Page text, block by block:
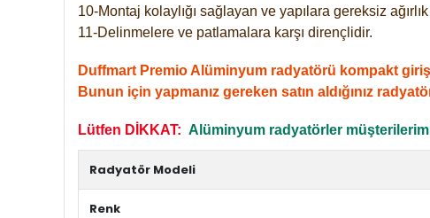
10-Montaj kolaylığı sağlayan ve yapılara gereksiz
11-Delinmelere ve patlamalara karşı dirençlidir.
Duffmart Premio Alüminyum radyatörü kompakt
Bunun için yapmanız gereken satın aldığınız
Lütfen DİKKAT: Alüminyum radyatörler
Radyatör Modeli
Renk